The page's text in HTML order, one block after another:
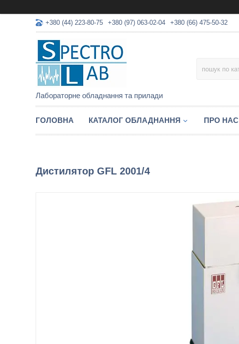
+380 (44) 223-80-75 +380 (97) 063-02-04 +380 (66) 475-50-32
Лабораторне обладнання та прилади
ГОЛОВНА КАТАЛОГ ОБЛАДНАННЯ ПРО НАС
Дистилятор GFL 2001/4